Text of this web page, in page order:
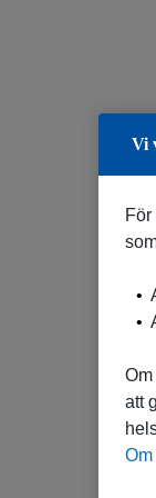
Vi
att